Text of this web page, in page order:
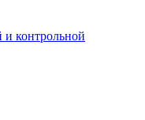
и контрольной